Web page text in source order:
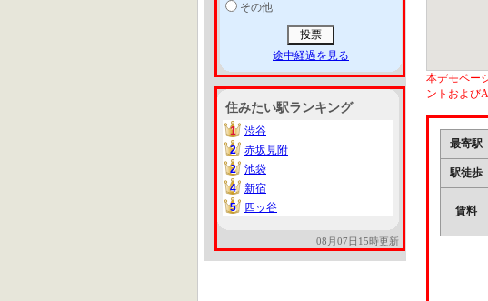
その他
途中経過を見る
住みたい駅ランキング
1
1
渋谷
2
2
赤坂見附
2
2
池袋
4
4
新宿
5
5 四ッ谷
08月07日15時更新
本デモペー
ントおよび
最寄駅
駅徒歩
賃料